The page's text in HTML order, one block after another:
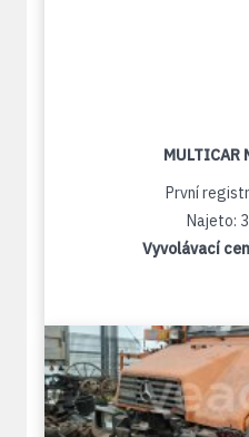
MULTICAR
První
Najeto:
Vyvolávací